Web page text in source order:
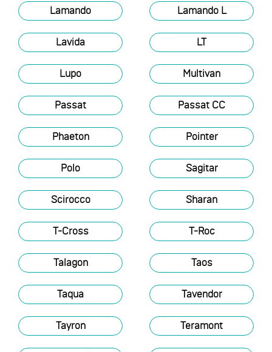
Lamando Lamando L
Lavida LT
Lupo Multivan
Passat Passat CC
Phaeton Pointer
Polo Sagitar
Scirocco Sharan
T-Cross T-Roc
Talagon Taos
Taqua Tavendor
Tayron Teramont